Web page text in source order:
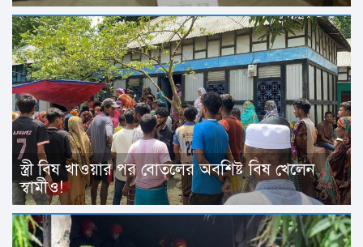
স্ত্রী বিষ খাওয়ার পর বোতলের অবশিষ্ট বিষ খেলেন
স্বামীও!